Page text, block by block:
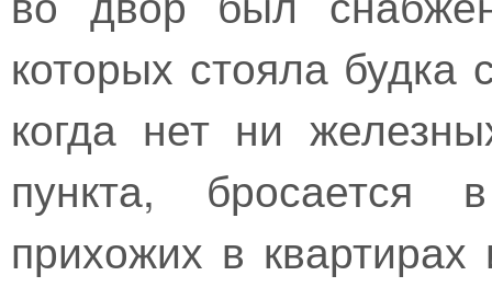
которых стояла
когда нет ни
пункта, бросается
прихожих в